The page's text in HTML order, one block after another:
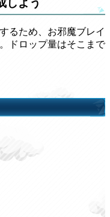
しよう
るため、お邪魔ブレイ
ドロップ量はそこまで